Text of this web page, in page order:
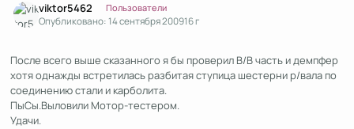
viktor5462 Пользователи
Опубликовано:14 сентября 200916 г
После всего выше сказанного я бы проверил В/В часть и демпфер
хотя однажды встретилась разбитая ступица шестерни р/вала по
соединению стали и карболита.
ПыСы.Выловили Мотор-тестером.
Удачи.